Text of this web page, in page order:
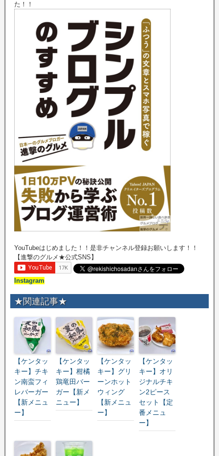
た！！
YouTubeはじめました！！是非チャンネル登録お願いします！！
【進撃のグルメ★公式SNS】
Instagram
★関連記事★
【ケンタッ
キー】チキ
ン南蛮フィ
レバーガー
【新メニュ
ー】
【ケンタッ
キー】柑橘
鶏竜田バー
ガー【新メ
ニュー】
【ケンタッ
キー】グリ
ーンホット
ウィング
【新メニュ
ー】
【ケンタッ
キー】オリ
ジナルチキ
ン2ピース
セット【定
番メニュ
ー】